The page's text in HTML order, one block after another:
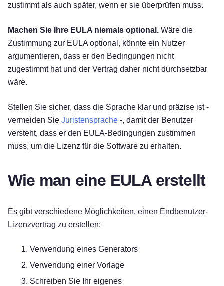
zustimmt als auch später, wenn er sie überprüfen muss.
Machen Sie Ihre EULA niemals optional. Wäre die
Zustimmung zur EULA optional, könnte ein Nutzer
argumentieren, dass er den Bedingungen nicht
zugestimmt hat und der Vertrag daher nicht durchsetzbar
wäre.
Stellen Sie sicher, dass die Sprache klar und präzise ist -
vermeiden Sie Juristensprache -, damit der Benutzer
versteht, dass er den EULA-Bedingungen zustimmen
muss, um die Lizenz für die Software zu erhalten.
Wie man eine EULA erstellt
Es gibt verschiedene Möglichkeiten, einen Endbenutzer-
Lizenzvertrag zu erstellen:
Verwendung eines Generators
Verwendung einer Vorlage
Schreiben Sie Ihr eigenes